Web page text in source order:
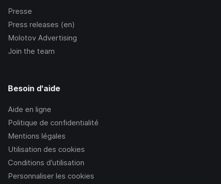
Presse
Press releases (en)
Molotov Advertising
Join the team
Besoin d'aide
Aide en ligne
Politique de confidentialité
Mentions légales
Utilisation des cookies
Conditions d’utilisation
Personnaliser les cookies